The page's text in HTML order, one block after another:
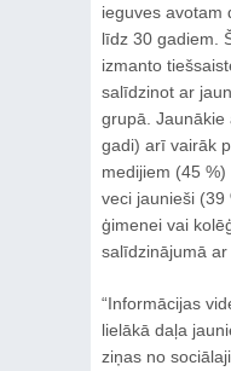
ieguves avotam
līdz 30 gadiem.
izmanto
salīdzinot ar
grupā. Jaunākie
gadi) arī vairāk
medijiem (45
veci jaunieši (39
ģimenei vai
salīdzinājumā ar
“Informācijas
lielākā daļa
ziņas no